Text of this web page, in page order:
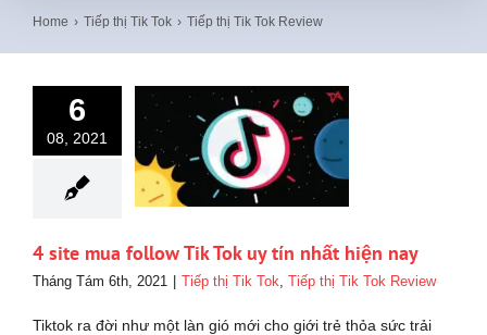
Home Tiếp thị Tik Tok Tiếp thị Tik Tok Review
6
08, 2021
4 site mua follow Tik Tok uy tín nhất hiện nay
Tháng Tám 6th, 2021 Tiếp thị Tik Tok, Tiếp thị Tik Tok Review
Tiktok ra đời như một làn gió mới cho giới trẻ thỏa sức trải